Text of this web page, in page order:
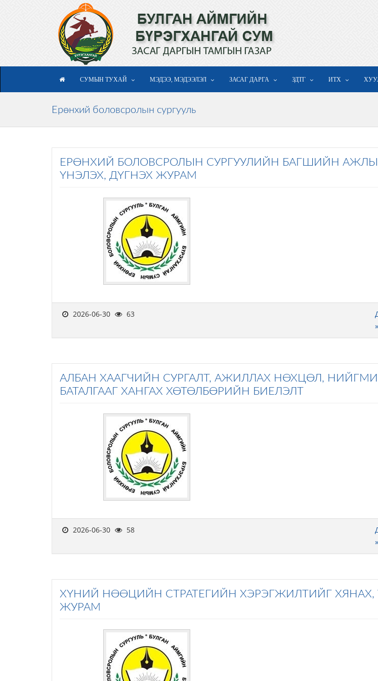
СУМЫН ТУХАЙ МЭДЭЭ, МЭДЭЭЛЭЛ ЗАСАГ ДАРГА ЗДТГ ИТХ
Ерөнхий боловсролын сургууль
ЕРӨНХИЙ БОЛОВСРОЛЫН СУРГУУЛИЙН БАГШИЙН
ҮНЭЛЭХ, ДҮГНЭХ ЖУРАМ
2026-06-30 63
»
АЛБАН ХААГЧИЙН СУРГАЛТ, АЖИЛЛАХ НӨХЦӨЛ,
БАТАЛГААГ ХАНГАХ ХӨТӨЛБӨРИЙН БИЕЛЭЛТ
2026-06-30 58
»
ХҮНИЙ НӨӨЦИЙН СТРАТЕГИЙН ХЭРЭГЖИЛТИЙГ ХЯНАХ,
ЖУРАМ